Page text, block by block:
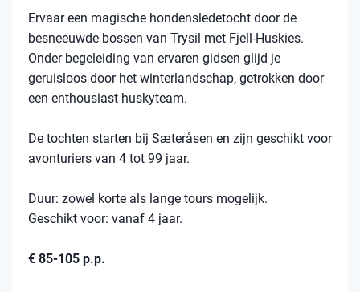
Ervaar een magische hondensledetocht door de
besneeuwde bossen van Trysil met Fjell-Huskies.
Onder begeleiding van ervaren gidsen glijd je
geruisloos door het winterlandschap, getrokken door
een enthousiast huskyteam.
De tochten starten bij Sæteråsen en zijn geschikt voor
avonturiers van 4 tot 99 jaar.
Duur: zowel korte als lange tours mogelijk.
Geschikt voor: vanaf 4 jaar.
€ 85-105 p.p.